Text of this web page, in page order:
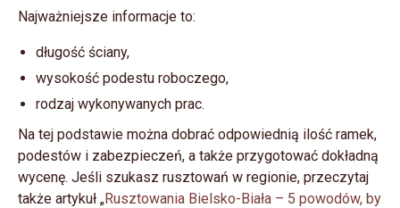
Najważniejsze informacje to:
długość ściany,
wysokość podestu roboczego,
rodzaj wykonywanych prac.
Na tej podstawie można dobrać odpowiednią ilość ramek,
podestów i zabezpieczeń, a także przygotować dokładną
wycenę. Jeśli szukasz rusztowań w regionie, przeczytaj
także artykuł „Rusztowania Bielsko-Biała – 5 powodów, by